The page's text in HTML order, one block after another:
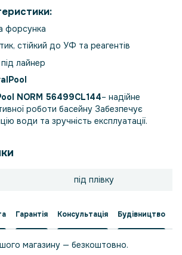
форсунка
стійкий до УФ та реагентів
лайнер
NORM 56499CL144– надійне
роботи басейну Забезпечує
води та зручність експлуатації.
під плівку
Гарантія Консультація Будівництво
магазину — безкоштовно.